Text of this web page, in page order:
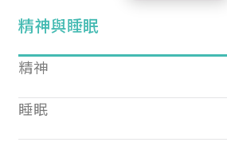
精神與睡眠
精神
睡眠